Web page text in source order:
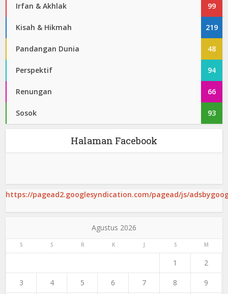
Irfan & Akhlak 99
Kisah & Hikmah 219
Pandangan Dunia 48
Perspektif 94
Renungan 66
Sosok 93
Halaman Facebook
https://pagead2.googlesyndication.com/pagead/js/
Agustus 2026
S S R K J S M
1 2
3 4 5 6 7 8 9